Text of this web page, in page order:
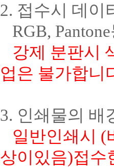
2. 접수시 데
RGB,
강제 분판시
업은 불가합니
3. 인쇄물의 배
일반인쇄시 (
상이있음)접수